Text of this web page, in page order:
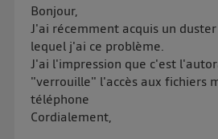
Bonjour,
J'ai récemment acquis un
lequel j'ai ce problème.
J'ai l'impression que c'est
"verrouille" l'accès aux fichiers
téléphone
Cordialement,